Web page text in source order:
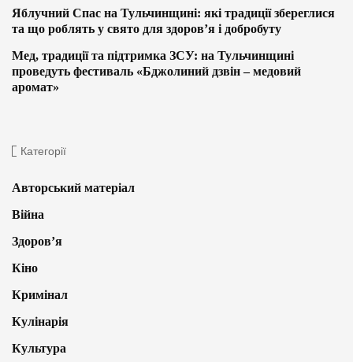
Яблучний Спас на Тульчинщині: які традиції збереглися
та що роблять у свято для здоров’я і добробуту
Мед, традиції та підтримка ЗСУ: на Тульчинщині
проведуть фестиваль «Бджолиний дзвін – медовий
аромат»
Категорії
Авторський матеріал
Війна
Здоров’я
Кіно
Кримінал
Кулінарія
Культура